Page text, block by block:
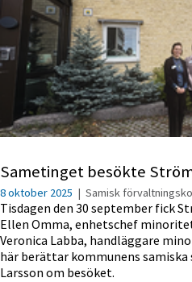
Sametinget besökte
8 oktober 2025 | Samisk
Tisdagen den 30 september fick
Ellen Omma, enhetschef
Veronica Labba, handläggare
här berättar kommunens samiska
Larsson om besöket.